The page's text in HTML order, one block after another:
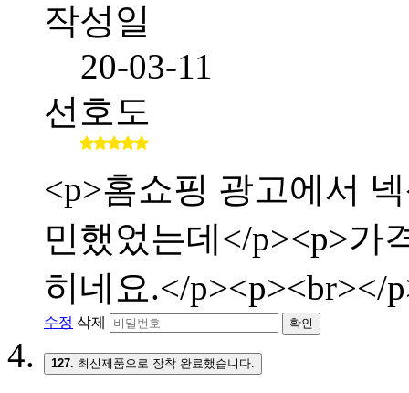
작성일
20-03-11
선호도
<p>홈쇼핑 광고에서
민했었는데</p><p>가
히네요.</p><p><br></
수정 삭제 확인
127. 최신제품으로 장착 완료했습니다.